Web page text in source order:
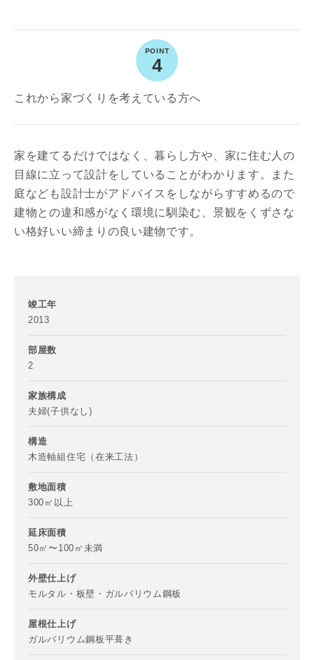
4
これから家づくりを考えている方へ
家を建てるだけではなく、暮らし方や、家に住む人の
目線に立って設計をしていることがわかります。また
庭なども設計士がアドバイスをしながらすすめるので
建物との違和感がなく環境に馴染む、景観をくずさな
い格好いい締まりの良い建物です。
竣工年
2013
部屋数
2
家族構成
夫婦(子供なし)
構造
木造軸組住宅（在来工法）
敷地面積
300㎡以上
延床面積
50㎡〜100㎡未満
外壁仕上げ
モルタル・板壁・ガルバリウム鋼板
屋根仕上げ
ガルバリウム鋼板平葺き
メールアドレス
市区町村
番地、建物名